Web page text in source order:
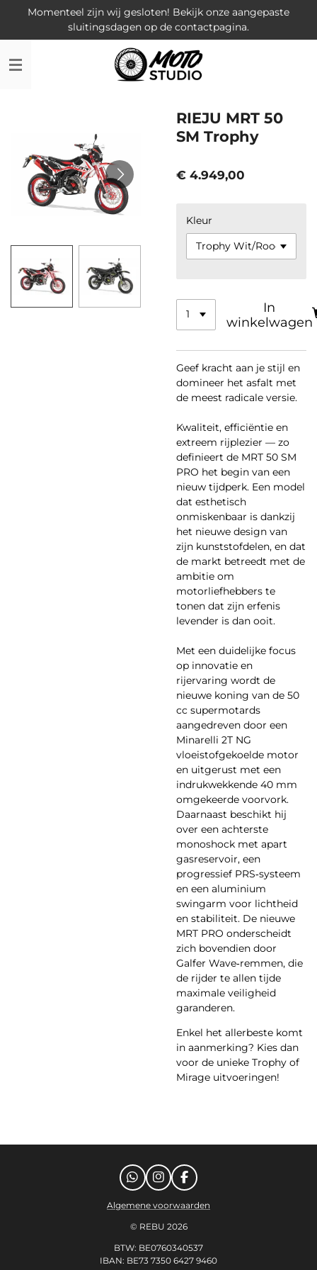
naar
de
hoofdinhoud
Momenteel zijn wij gesloten! Bekijk onze aangepaste
sluitingsdagen op de contactpagina.
RIEJU MRT 50
SM Trophy
€ 4.949,00
Kleur
In
winkelwagen
Geef kracht aan je stijl en
domineer het asfalt met
de meest radicale versie.
Kwaliteit, efficiëntie en
extreem rijplezier — zo
definieert de MRT 50 SM
PRO het begin van een
nieuw tijdperk. Een model
dat esthetisch
onmiskenbaar is dankzij
het nieuwe design van
zijn kunststofdelen, en dat
de markt betreedt met de
ambitie om
motorliefhebbers te
tonen dat zijn erfenis
levender is dan ooit.
Met een duidelijke focus
op innovatie en
rijervaring wordt de
nieuwe koning van de 50
cc supermotards
aangedreven door een
Minarelli 2T NG
vloeistofgekoelde motor
en uitgerust met een
indrukwekkende 40 mm
omgekeerde voorvork.
Daarnaast beschikt hij
over een achterste
monoshock met apart
gasreservoir, een
progressief PRS‑systeem
en een aluminium
swingarm voor lichtheid
en stabiliteit. De nieuwe
MRT PRO onderscheidt
zich bovendien door
Galfer Wave‑remmen, die
de rijder te allen tijde
maximale veiligheid
garanderen.
Enkel het allerbeste komt
in aanmerking? Kies dan
voor de unieke Trophy of
Mirage uitvoeringen!
W
h
a
s
p
p
I
n
s
a
r
a
F
a
c
b
o
k
Algemene voorwaarden
© REBU 2026
BTW: BE0760340537
IBAN: BE73 7350 6427 9460